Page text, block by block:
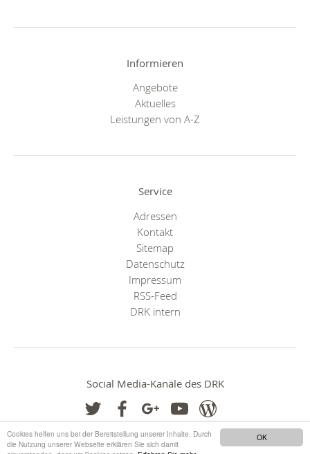
OK
Cookies helfen uns bei der Bereitstellung unserer Inhalte. Durch
die Nutzung unserer Webseite erklären Sie sich damit
Informieren
Angebote
Aktuelles
Leistungen von A-Z
Service
Adressen
Kontakt
Sitemap
Datenschutz
Impressum
RSS-Feed
DRK intern
Social Media-Kanäle des DRK